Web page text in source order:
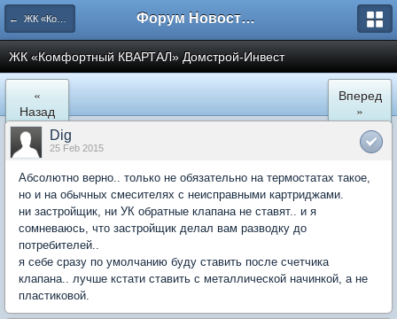
← ЖК «Комфортный КВАРТАЛ» Форум Новостройки
ЖК «Комфортный КВАРТАЛ» Домстрой-Инвест
«
Назад
Вперед
»
Dig
25 Feb 2015
Абсолютно верно.. только не обязательно на термостатах такое,
но и на обычных смесителях с неисправными картриджами.
ни застройщик, ни УК обратные клапана не ставят.. и я
сомневаюсь, что застройщик делал вам разводку до
потребителей..
я себе сразу по умолчанию буду ставить после счетчика
клапана.. лучше кстати ставить с металлической начинкой, а не
пластиковой.